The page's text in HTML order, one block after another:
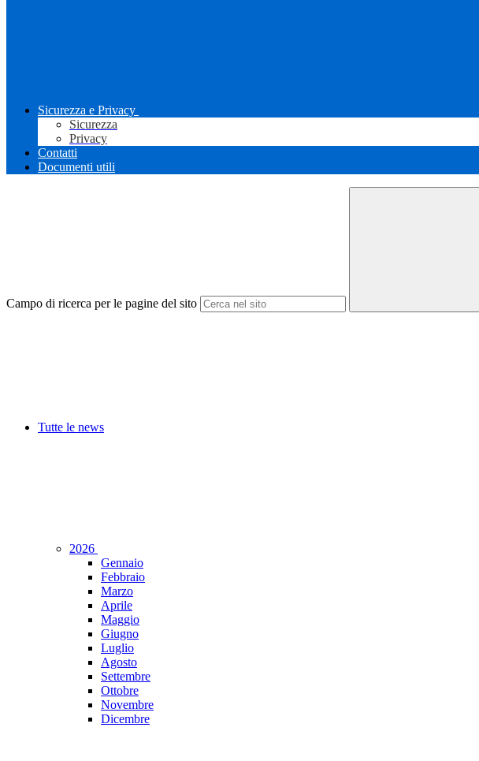
Sicurezza e Privacy
Sicurezza
Privacy
Contatti
Documenti utili
Campo di ricerca per le pagine del sito
Tutte le news
2026
Gennaio
Febbraio
Marzo
Aprile
Maggio
Giugno
Luglio
Agosto
Settembre
Ottobre
Novembre
Dicembre